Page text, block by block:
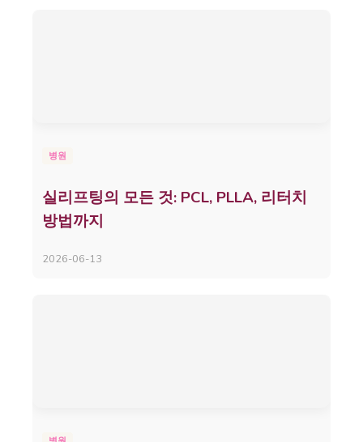
병원
실리프팅의 모든 것: PCL, PLLA, 리터치
방법까지
2026-06-13